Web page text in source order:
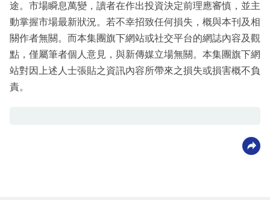
途。市場瞬息萬變，讀者在作出投資決定前理應審慎，並主
動掌握市場最新狀況。若不幸招致任何損失，概與本刊及相
關作者無關。而本集團旗下網站或社交平台的網誌內容及觀
點，僅屬筆者個人意見，與新傳媒立場無關。本集團旗下網
站對因上述人士張貼之資訊內容所帶來之損失或損害概不負
責。